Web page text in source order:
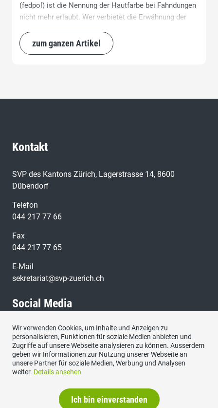
(fedpol) ist die Nennung der Hautfarbe bei Fahndungen
nicht mehr erlaubt. Wer verbietet die Erwähnung der
Polizeikorps nicht im Voraus über diese gewichtige
Änderung informiert? Man wird das Gefühl nicht los,
zum ganzen Artikel
Kontakt
SVP des Kantons Zürich, Lagerstrasse 14, 8600
Dübendorf
Telefon
044 217 77 66
Fax
044 217 77 65
E-Mail
sekretariat@svp-zuerich.ch
Social Media
Besuchen Sie uns bei:
Datenschutzerklärung|Impressum
Wir verwenden Cookies, um Inhalte und Anzeigen zu
personalisieren, Funktionen für soziale Medien anbieten und
Zugriffe auf unsere Webseite analysieren zu können. Ausserdem
geben wir Informationen zur Nutzung unserer Webseite an
unsere Partner für soziale Medien, Werbung und Analysen
weiter. Details ansehen
Ich bin einverstanden